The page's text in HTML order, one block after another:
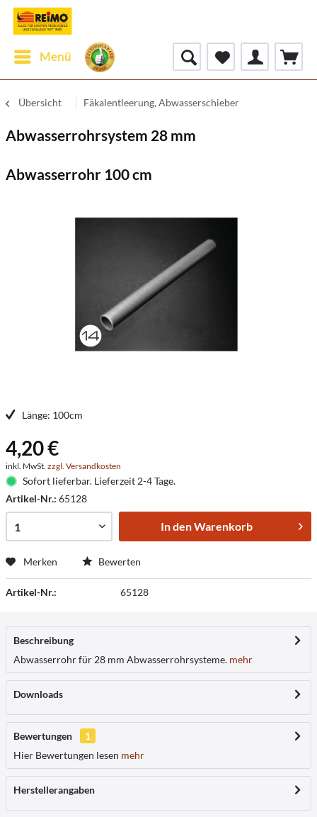
Menü
Übersicht Fäkalentleerung, Abwasserschieber
Abwasserrohrsystem 28 mm
Abwasserrohr 100 cm
Länge: 100cm
4,20 €
inkl. MwSt. zzgl. Versandkosten
Sofort lieferbar. Lieferzeit 2-4 Tage.
Artikel-Nr.: 65128
In denWarenkorb
Merken Bewerten
Artikel-Nr.: 65128
Beschreibung
Abwasserrohr für 28 mm Abwasserrohrsysteme. mehr
Downloads
Bewertungen
1
Hier Bewertungen lesen mehr
Herstellerangaben